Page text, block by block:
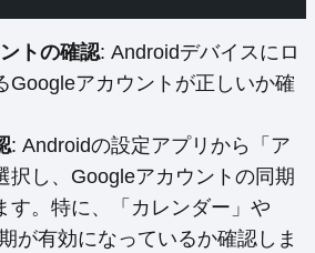
トの確認: Androidデバイスにロ
Googleアカウントが正しいか確
: Androidの設定アプリから「ア
択し、Googleアカウントの同期
す。特に、「カレンダー」や
が有効になっているか確認しま